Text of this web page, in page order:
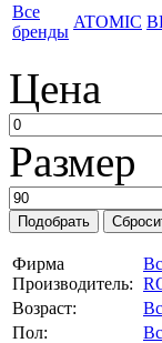
Все
бренды
ATOMIC
Цена
Размер
Фирма
Производитель:
Возраст:
Пол: